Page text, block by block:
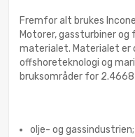
Fremfor alt brukes
Motorer, gassturbiner
materialet. Materialet er
offshoreteknologi og
bruksområder for 2.4668
olje- og gassindustrien;